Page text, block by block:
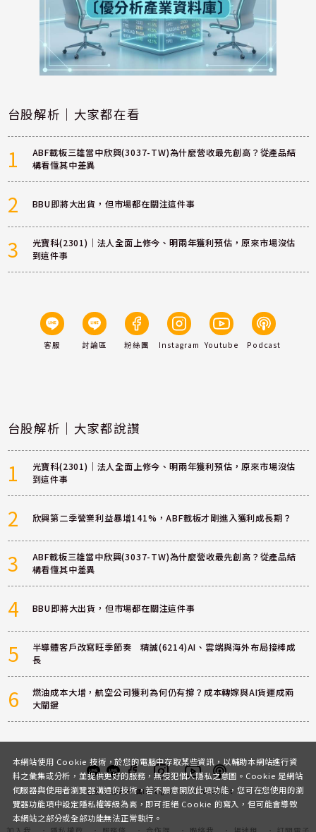
台股解析｜大家都在看
1
ABF載板三雄當中欣興(3037-TW)為什麼營收最先創高？從產品結
構看懂其中差異
2 BBU即將大出貨，但市場都在關注這件事
3
光寶科(2301)｜法人全面上修今、明兩年獲利預估，原來市場沒估
到這件事
客服 討論區 粉絲團 Instagram Youtube Podcast
台股解析｜大家都說讚
1
光寶科(2301)｜法人全面上修今、明兩年獲利預估，原來市場沒估
到這件事
2 欣興第二季營業利益暴增141%，ABF載板才剛進入獲利成長期？
3
ABF載板三雄當中欣興(3037-TW)為什麼營收最先創高？從產品結
構看懂其中差異
4 BBU即將大出貨，但市場都在關注這件事
5
半導體客戶改寫旺季節奏 精誠(6214)AI、雲端與海外布局接棒成
長
6
燃油成本大增，航空公司獲利為何仍有撐？成本轉嫁與AI貨運成兩
大關鍵
客服 討論區粉絲團InstagramYoutubePodcast
本網站使用 Cookie 技術，於您的電腦中存取某些資訊，以輔助本網站進行資
料之彙集或分析，並提供更好的服務，無侵犯個人隱私之意圖。Cookie 是網站
伺服器與使用者瀏覽器溝通的技術，若不願意開放此項功能，您可在您使用的瀏
覽器功能項中設定隱私權等級為高，即可拒絕 Cookie 的寫入，但可能會導致
本網站之部分或全部功能無法正常執行。